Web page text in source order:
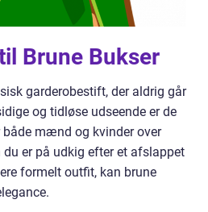
Brune Bukser
garderobestift, der aldrig går
og tidløse udseende er de
mænd og kvinder over
du er på udkig efter et afslappet
formelt outfit, kan brune